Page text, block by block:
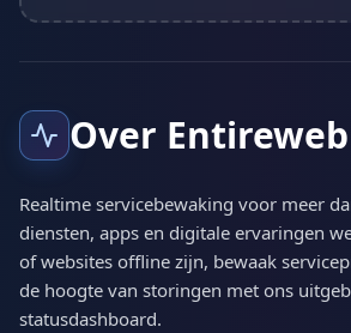
Over
Realtime servicebewaking voor meer
diensten, apps en digitale ervaringen
of websites offline zijn, bewaak
de hoogte van storingen met ons
statusdashboard.